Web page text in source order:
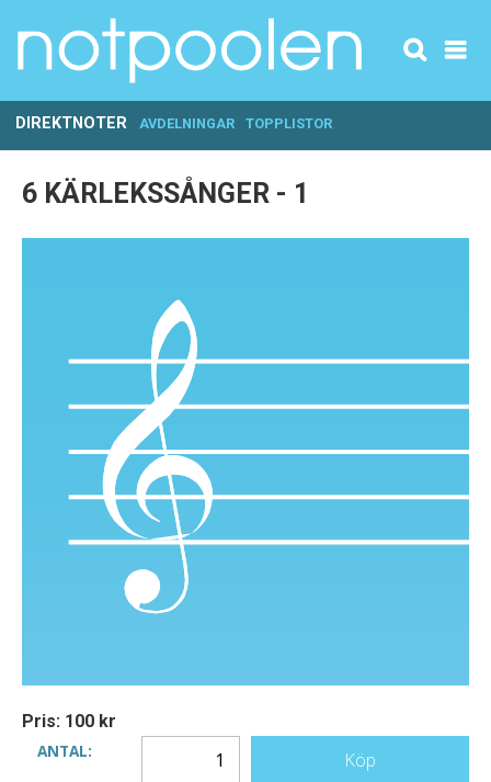
DIREKTNOTER AVDELNINGAR TOPPLISTOR
6 KÄRLEKSSÅNGER - 1
Pris: 100 kr
ANTAL:
Köp